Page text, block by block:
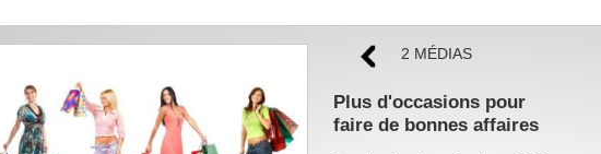
2 MÉDIAS
Plus d'occasions pour
faire de bonnes affaires